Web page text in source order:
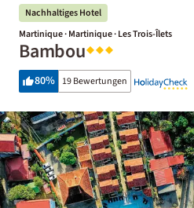
Nachhaltiges Hotel
Martinique · Martinique · Les Trois-Îlets
Bambou
80% 19 Bewertungen